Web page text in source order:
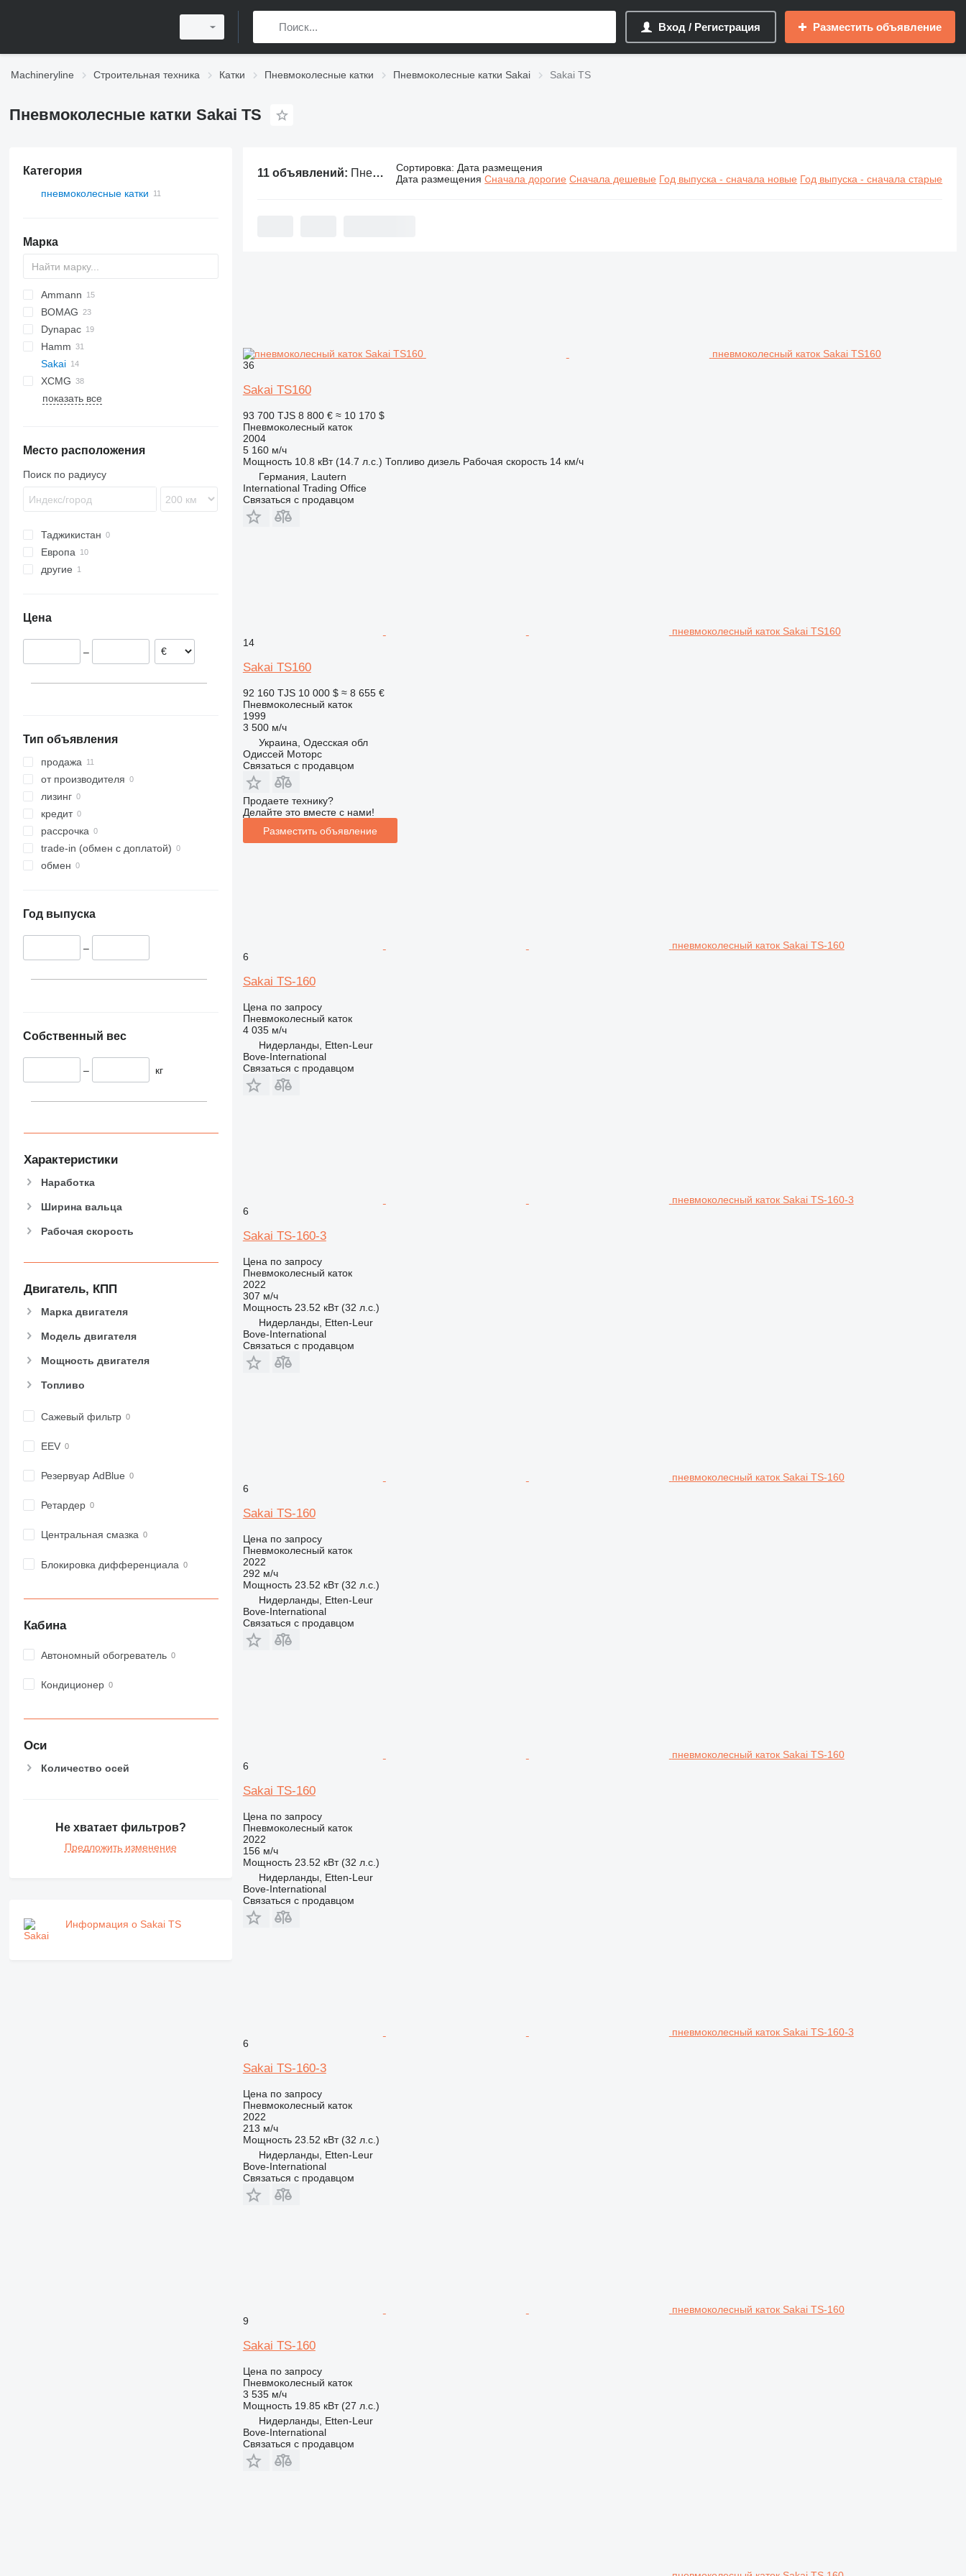
Вход / Регистрация Разместить объявление
Machineryline Строительная техника Катки Пневмоколесные катки Пневмоколесные катки Sakai Sakai TS
Пневмоколесные катки Sakai TS
Категория
пневмоколесные катки
Марка
Ammann
AP
BOMAG
BW
PS
CCH
CCN
CCR
Dynapac
CA
CC
CP
Hamm
DV
GRW
HD
A-series
H-series
Sakai
TS
SPR
VP
W
XCMG
RP
показать все
Место расположения
Поиск по радиусу
Таджикистан
Европа
Нидерланды
другие
Цена
–
Тип объявления
продажа
от производителя
лизинг
кредит
рассрочка
trade-in (обмен с доплатой)
обмен
Год выпуска
–
Собственный вес
– кг
Характеристики
Наработка
Ширина вальца
Рабочая скорость
Двигатель, КПП
Марка двигателя
Модель двигателя
Мощность двигателя
Топливо
Сажевый фильтр
EEV
Резервуар AdBlue
Ретардер
Центральная смазка
Блокировка дифференциала
Кабина
Автономный обогреватель
Кондиционер
Оси
Количество осей
Не хватает фильтров?
Предложить изменение
Информация о Sakai TS
11 объявлений: Пневмоколесные катки Sakai TS Сортировка: Дата размещения
Дата размещения Сначала дорогие Сначала дешевые Год выпуска - сначала новые Год выпуска - сначала старые
пневмоколесный каток Sakai TS160
36
Sakai TS160
93 700 TJS 8 800 € ≈ 10 170 $
Пневмоколесный каток
2004
5 160 м/ч
Мощность 10.8 кВт (14.7 л.с.) Топливо дизель Рабочая скорость 14 км/ч
Германия, Lautern
International Trading Office
Связаться с продавцом
пневмоколесный каток Sakai TS160
14
Sakai TS160
92 160 TJS 10 000 $ ≈ 8 655 €
Пневмоколесный каток
1999
3 500 м/ч
Украина, Одесская обл
Одиссей Моторс
Связаться с продавцом
Продаете технику?
Делайте это вместе с нами!
Разместить объявление
пневмоколесный каток Sakai TS-160
6
Sakai TS-160
Цена по запросу
Пневмоколесный каток
4 035 м/ч
Нидерланды, Etten-Leur
Bove-International
Связаться с продавцом
пневмоколесный каток Sakai TS-160-3
6
Sakai TS-160-3
Цена по запросу
Пневмоколесный каток
2022
307 м/ч
Мощность 23.52 кВт (32 л.с.)
Нидерланды, Etten-Leur
Bove-International
Связаться с продавцом
пневмоколесный каток Sakai TS-160
6
Sakai TS-160
Цена по запросу
Пневмоколесный каток
2022
292 м/ч
Мощность 23.52 кВт (32 л.с.)
Нидерланды, Etten-Leur
Bove-International
Связаться с продавцом
пневмоколесный каток Sakai TS-160
6
Sakai TS-160
Цена по запросу
Пневмоколесный каток
2022
156 м/ч
Мощность 23.52 кВт (32 л.с.)
Нидерланды, Etten-Leur
Bove-International
Связаться с продавцом
пневмоколесный каток Sakai TS-160-3
6
Sakai TS-160-3
Цена по запросу
Пневмоколесный каток
2022
213 м/ч
Мощность 23.52 кВт (32 л.с.)
Нидерланды, Etten-Leur
Bove-International
Связаться с продавцом
пневмоколесный каток Sakai TS-160
9
Sakai TS-160
Цена по запросу
Пневмоколесный каток
3 535 м/ч
Мощность 19.85 кВт (27 л.с.)
Нидерланды, Etten-Leur
Bove-International
Связаться с продавцом